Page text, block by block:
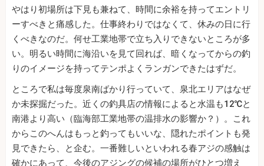
やはり初場所は下見も兼ねて、時間に余裕を持ってエントリ
ーすべきと痛感した。仕事終わりではなくて、休みの日に行
くべきなのだ。何せ工業地帯で立ち入りできないところが多
い。明るい時間に海沿いを見て回れば、暗くなってからの釣
りのイメージを持ってテンポよくランガンできたはずだ。
ところで私は毎度泉南ばかり行っていて、泉北エリアはなぜ
か未探掘だった。近くの釣具店の情報によると水温も12℃と
南港より高い（臨海部工業地帯の温排水の影響か？）。これ
からこのへんはもっと釣ってもいいな、隠れたポイントも発
見できたら、と企む。一番難しいといわれる春アジの感触は
確かにあって、今後のアジングの候補の場所がひとつ増え